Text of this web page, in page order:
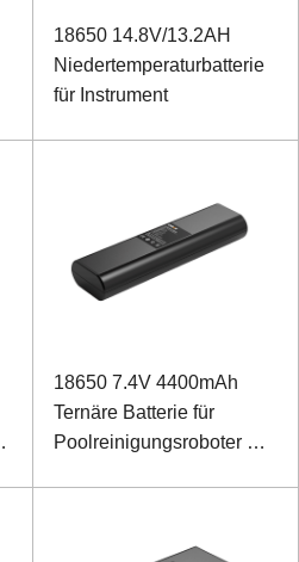
18650 14.8V/13.2AH
Niedertemperaturbatterie
für Instrument
18650 7.4V 4400mAh
Ternäre Batterie für
Poolreinigungsroboter mit